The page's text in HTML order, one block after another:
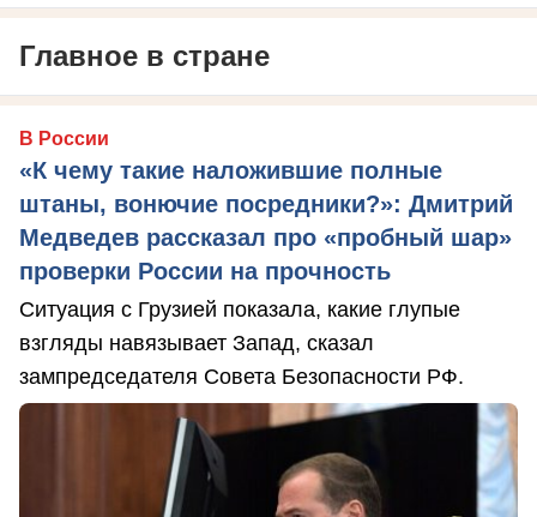
Главное в стране
В России
«К чему такие наложившие полные
штаны, вонючие посредники?»: Дмитрий
Медведев рассказал про «пробный шар»
проверки России на прочность
Ситуация с Грузией показала, какие глупые
взгляды навязывает Запад, сказал
зампредседателя Совета Безопасности РФ.